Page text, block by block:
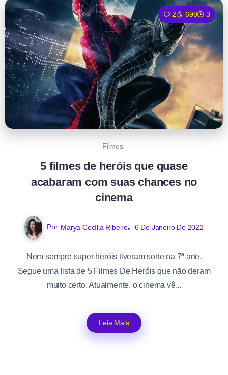
2 698 3
Filmes
5 filmes de heróis que quase
acabaram com suas chances no
cinema
Por Marya Cecília Ribeiro 6 De Janeiro De 2022
Nem sempre super heróis tiveram sorte na 7ª arte.
Segue uma lista de 5 Filmes De Heróis que não deram
muito certo. Atualmente, o cinema vê...
Leia Mais